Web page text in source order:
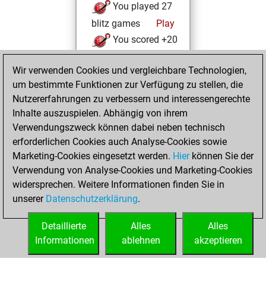
You played 27
blitz games
Play
You scored +20
=1 -6 in blitz
Donnerstag, April
28, 2022
You created
your Fritz account
Fritz
Mittwoch,
September 1, 2021
You created
your Studies account
Studies
Wir verwenden Cookies und vergleichbare Technologien,
um bestimmte Funktionen zur Verfügung zu stellen, die
Nutzererfahrungen zu verbessern und interessengerechte
Inhalte auszuspielen. Abhängig von ihrem
Verwendungszweck können dabei neben technisch
erforderlichen Cookies auch Analyse-Cookies sowie
Marketing-Cookies eingesetzt werden. Hierkönnen Sie der
Verwendung von Analyse-Cookies und Marketing-Cookies
widersprechen. Weitere Informationen finden Sie in
unserer Datenschutzerklärung.
Alles
akzeptieren
Alles
ablehnen
Detaillierte
Informationen